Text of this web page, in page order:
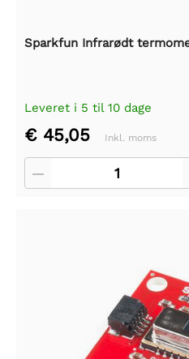
Sparkfun Infrarødt
Leveret i 5 til 10 dage
€ 45,05 Inkl. moms